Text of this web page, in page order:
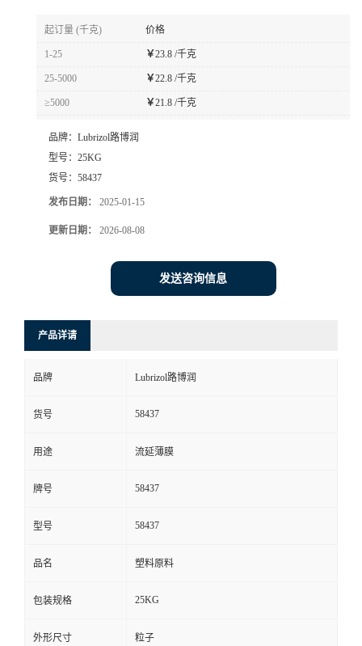
起订量 (千克) 价格
1-25 ￥23.8 /千克
25-5000 ￥22.8 /千克
≥5000 ￥21.8 /千克
品牌： Lubrizol路博润
型号： 25KG
货号： 58437
发布日期： 2025-01-15
更新日期： 2026-08-08
发送咨询信息
产品详请
品牌 Lubrizol路博润
货号 58437
用途 流延薄膜
牌号 58437
型号 58437
品名 塑料原料
包装规格 25KG
外形尺寸 粒子